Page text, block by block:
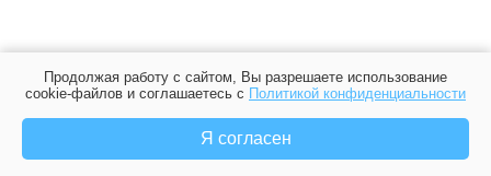
Продолжая работу с сайтом, Вы разрешаете использование
cookie-файлов и соглашаетесь с Политикой конфиденциальности
Я согласен